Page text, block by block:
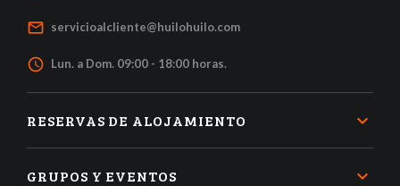
mail_outline servicioalcliente@huilohuilo.com
access_time Lun. a Dom. 09:00 - 18:00 horas.
RESERVAS DE ALOJAMIENTO
GRUPOS Y EVENTOS